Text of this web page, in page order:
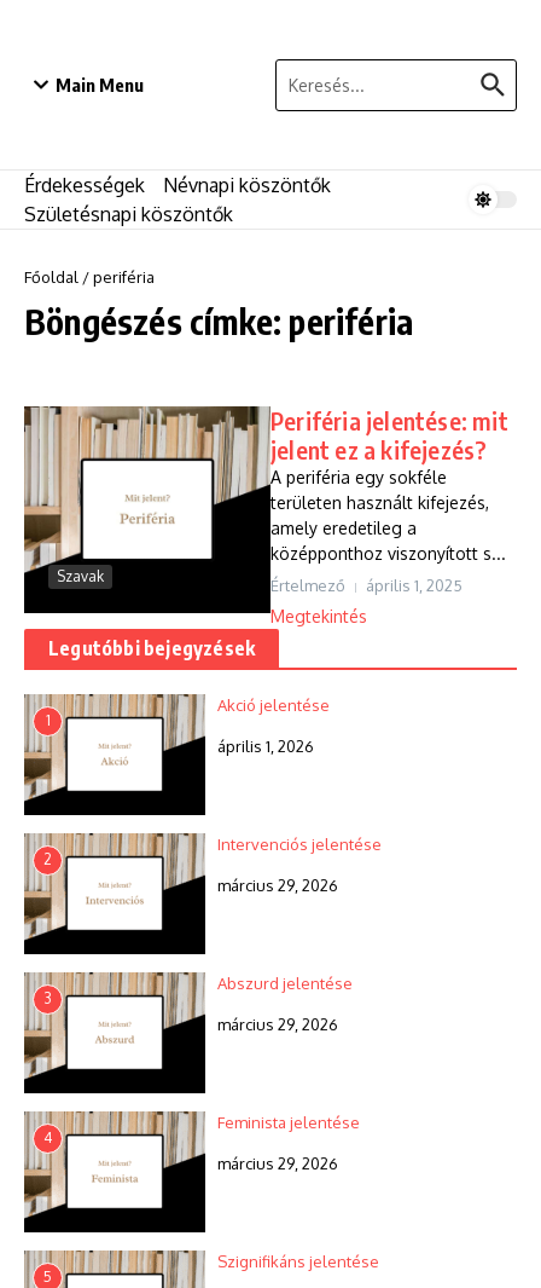
Main Menu
Keresés:
Érdekességek
Névnapi köszöntők
Születésnapi köszöntők
Főoldal /periféria
Böngészés címke: periféria
Szavak
Periféria jelentése: mit
jelent ez a kifejezés?
A periféria egy sokféle
területen használt kifejezés,
amely eredetileg a
középponthoz viszonyított s...
Értelmező április 1, 2025
Megtekintés
Legutóbbi bejegyzések
1
Akció jelentése
április 1, 2026
2
Intervenciós jelentése
március 29, 2026
3
Abszurd jelentése
március 29, 2026
4
Feminista jelentése
március 29, 2026
5
Szignifikáns jelentése